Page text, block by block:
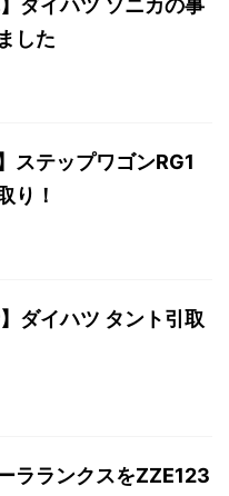
】ダイハツ ソニカの事
した
ステップワゴンRG1
り！
】ダイハツ タント引取
ラランクスをZZE123